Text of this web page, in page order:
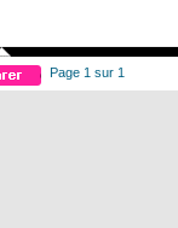
Page 1 sur 1